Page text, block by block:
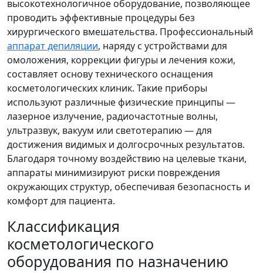
высокотехнологичное оборудование, позволяющее
проводить эффективные процедуры без
хирургического вмешательства. Профессиональный
аппарат депиляции, наряду с устройствами для
омоложения, коррекции фигуры и лечения кожи,
составляет основу технического оснащения
косметологических клиник. Такие приборы
используют различные физические принципы —
лазерное излучение, радиочастотные волны,
ультразвук, вакуум или светотерапию — для
достижения видимых и долгосрочных результатов.
Благодаря точному воздействию на целевые ткани,
аппараты минимизируют риски повреждения
окружающих структур, обеспечивая безопасность и
комфорт для пациента.
Классификация
косметологического
оборудования по назначению